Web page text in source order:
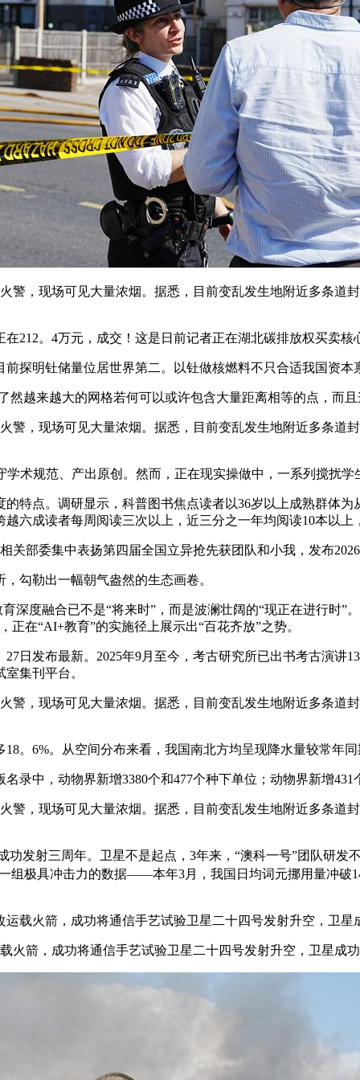
现场可见大量浓烟。据悉，目前变乱发生地附近多条道
。4万元，成交！这是日前记者正在湖北碳排放权买卖核
明钍储量位居世界第二。以钍做核燃料不只合适我国资本
来越大的网格若何可以或许包含大量距离相等的点，而
现场可见大量浓烟。据悉，目前变乱发生地附近多条道
规范、产出原创。然而，正在现实操做中，一系列搅扰学
点。调研显示，科普图书焦点读者以36岁以上成熟群体为
六成读者每周阅读三次以上，近三分之一年均阅读10本以
委集中表扬第四届全国立异抢先获团队和小我，发布2026
勒出一幅朝气盎然的生态画卷。
融合已不是“将来时”，而是波澜壮阔的“现正在进行时”
在“AI+教育”的实施径上展示出“百花齐放”之势。
发布最新。2025年9月至今，考古研究所已出书考古演讲
集刊平台。
现场可见大量浓烟。据悉，目前变乱发生地附近多条道
6%。从空间分布来看，我国南北方均呈现降水量较常年同
中，动物界新增3380个和477个种下单位；动物界新增431
现场可见大量浓烟。据悉，目前变乱发生地附近多条道
射三周年。卫星不是起点，3年来，“澳科一号”团队研发
组极具冲击力的数据——本年3月，我国日均词元挪用量冲破
火箭，成功将通信手艺试验卫星二十四号发射升空，卫星
箭，成功将通信手艺试验卫星二十四号发射升空，卫星成